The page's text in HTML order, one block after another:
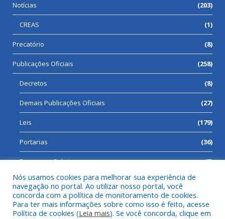
Notícias (203)
CREAS (1)
Precatório (8)
Publicações Oficiais (258)
Decretos (8)
Demais Publicações Oficiais (27)
Leis (179)
Portarias (36)
Processos Seletivos (7)
Todos os direitos reservados a Prefeitura Municipal de Cumaru
do Norte.
Nós usamos cookies para melhorar sua experiência de
navegação no portal. Ao utilizar nosso portal, você
concorda com a política de monitoramento de cookies.
Para ter mais informações sobre como isso é feito, acesse
Política de cookies (Leia mais). Se você concorda, clique em